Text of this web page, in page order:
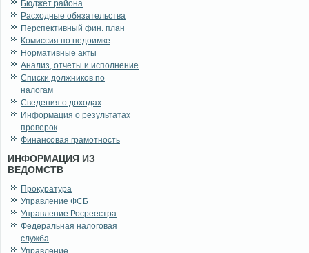
Бюджет района
Расходные обязательства
Перспективный фин. план
Комиссия по недоимке
Нормативные акты
Анализ, отчеты и исполнение
Списки должников по
налогам
Сведения о доходах
Информация о результатах
проверок
Финансовая грамотность
ИНФОРМАЦИЯ ИЗ
ВЕДОМСТВ
Прокуратура
Управление ФСБ
Управление Росреестра
Федеральная налоговая
служба
Управление